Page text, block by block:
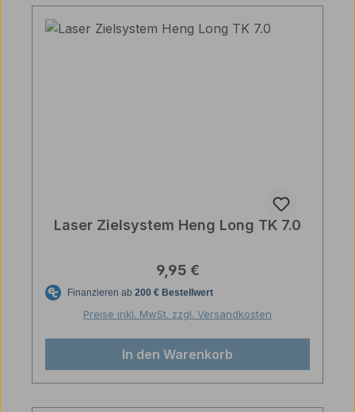
Laser Zielsystem Heng Long TK 7.0
Regulärer Preis:
9,95 €
Preise inkl. MwSt. zzgl. Versandkosten
In den Warenkorb